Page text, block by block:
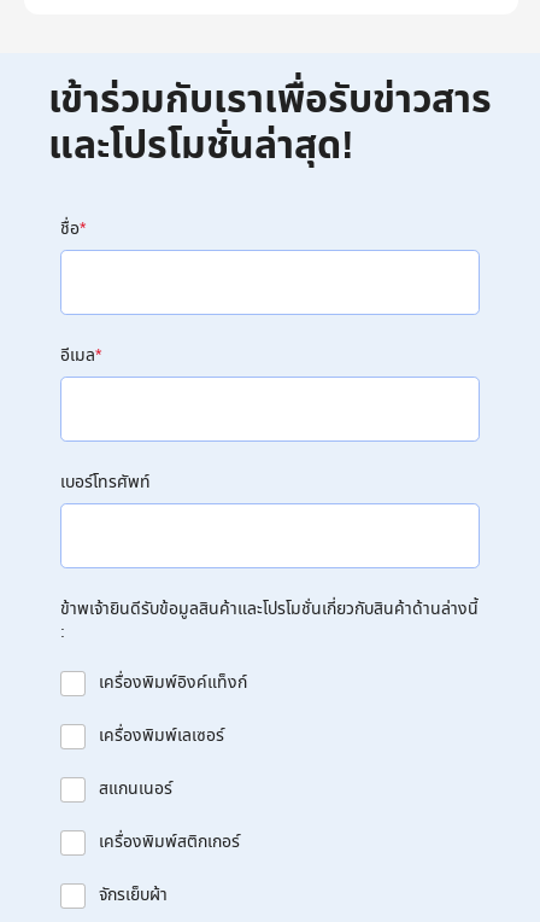
เข้าร่วมกับเราเพื่อรับข่าวสาร
และโปรโมชั่นล่าสุด!
ชื่อ*
อีเมล*
เบอร์โทรศัพท์
ข้าพเจ้ายินดีรับข้อมูลสินค้าและโปรโมชั่นเกี่ยวกับสินค้าด้านล่างนี้
:
เครื่องพิมพ์อิงค์แท็งก์
เครื่องพิมพ์เลเซอร์
สแกนเนอร์
เครื่องพิมพ์สติกเกอร์
จักรเย็บผ้า